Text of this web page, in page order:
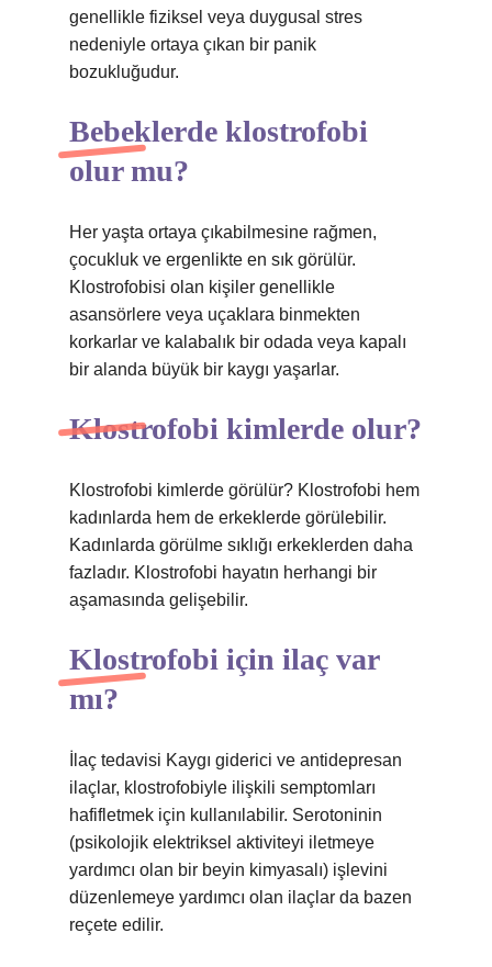
genellikle fiziksel veya duygusal stres
nedeniyle ortaya çıkan bir panik
bozukluğudur.
Bebeklerde klostrofobi
olur mu?
Her yaşta ortaya çıkabilmesine rağmen,
çocukluk ve ergenlikte en sık görülür.
Klostrofobisi olan kişiler genellikle
asansörlere veya uçaklara binmekten
korkarlar ve kalabalık bir odada veya kapalı
bir alanda büyük bir kaygı yaşarlar.
Klostrofobi kimlerde olur?
Klostrofobi kimlerde görülür? Klostrofobi hem
kadınlarda hem de erkeklerde görülebilir.
Kadınlarda görülme sıklığı erkeklerden daha
fazladır. Klostrofobi hayatın herhangi bir
aşamasında gelişebilir.
Klostrofobi için ilaç var
mı?
İlaç tedavisi Kaygı giderici ve antidepresan
ilaçlar, klostrofobiyle ilişkili semptomları
hafifletmek için kullanılabilir. Serotoninin
(psikolojik elektriksel aktiviteyi iletmeye
yardımcı olan bir beyin kimyasalı) işlevini
düzenlemeye yardımcı olan ilaçlar da bazen
reçete edilir.